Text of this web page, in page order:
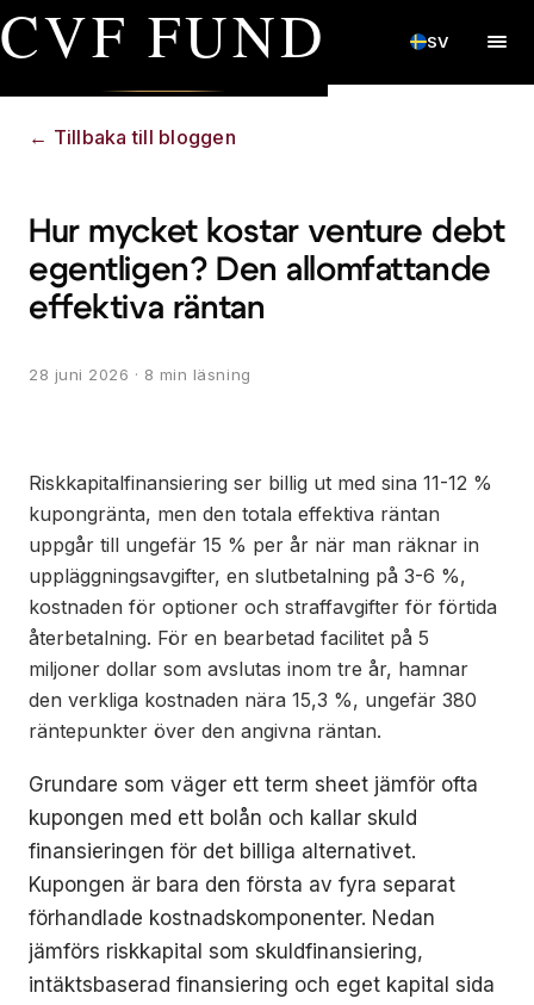
CVF FUND SV
← Tillbaka till bloggen
Hur mycket kostar venture debt
egentligen? Den allomfattande
effektiva räntan
28 juni 2026 · 8 min läsning
Riskkapitalfinansiering ser billig ut med sina 11-12 %
kupongränta, men den totala effektiva räntan
uppgår till ungefär 15 % per år när man räknar in
uppläggningsavgifter, en slutbetalning på 3-6 %,
kostnaden för optioner och straffavgifter för förtida
återbetalning. För en bearbetad facilitet på 5
miljoner dollar som avslutas inom tre år, hamnar
den verkliga kostnaden nära 15,3 %, ungefär 380
räntepunkter över den angivna räntan.
Grundare som väger ett term sheet jämför ofta
kupongen med ett bolån och kallar skuld
finansieringen för det billiga alternativet.
Kupongen är bara den första av fyra separat
förhandlade kostnadskomponenter. Nedan
jämförs riskkapital som skuldfinansiering,
intäktsbaserad finansiering och eget kapital sida